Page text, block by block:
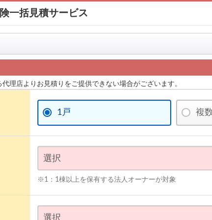
一括見積サービス
理店よりお見積りをご提供できない場合がございます。
1戸 複
※1：1棟以上を保有する法人オーナーが対象